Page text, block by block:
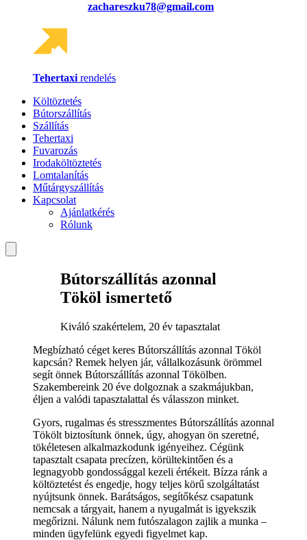
zachareszku78@gmail.com
Tehertaxi rendelés
Költöztetés
Bútorszállítás
Szállítás
Tehertaxi
Fuvarozás
Irodaköltöztetés
Lomtalanítás
Műtárgyszállítás
Kapcsolat
Ajánlatkérés
Rólunk
Bútorszállítás azonnal
Tököl ismertető
Kiváló szakértelem, 20 év tapasztalat
Megbízható céget keres Bútorszállítás azonnal Tököl
kapcsán? Remek helyen jár, vállalkozásunk örömmel
segít önnek Bútorszállítás azonnal Tökölben.
Szakembereink 20 éve dolgoznak a szakmájukban,
éljen a valódi tapasztalattal és válasszon minket.
Gyors, rugalmas és stresszmentes Bútorszállítás azonnal
Tökölt biztosítunk önnek, úgy, ahogyan ön szeretné,
tökéletesen alkalmazkodunk igényeihez. Cégünk
tapasztalt csapata precízen, körültekintően és a
legnagyobb gondossággal kezeli értékeit. Bízza ránk a
költöztetést és engedje, hogy teljes körű szolgáltatást
nyújtsunk önnek. Barátságos, segítőkész csapatunk
nemcsak a tárgyait, hanem a nyugalmát is igyekszik
megőrizni. Nálunk nem futószalagon zajlik a munka –
minden ügyfelünk egyedi figyelmet kap.